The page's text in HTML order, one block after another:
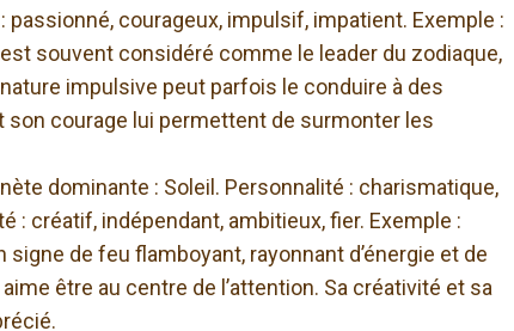
courageux, impulsif, impatient. Exemple :
souvent considéré comme le leader du zodiaque,
impulsive peut parfois le conduire à des
courage lui permettent de surmonter les
dominante : Soleil. Personnalité : charismatique,
: créatif, indépendant, ambitieux, fier. Exemple :
de feu flamboyant, rayonnant d’énergie et de
être au centre de l’attention. Sa créativité et sa